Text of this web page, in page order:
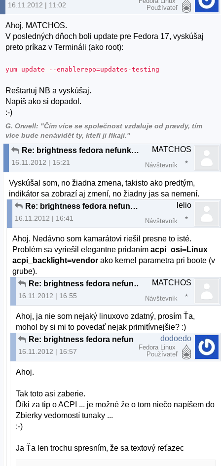
16.11.2012 | 11:02
Používateľ
Ahoj, MATCHOS.
V posledných dňoch boli update pre Fedora 17, vyskúšaj
preto príkaz v Termináli (ako root):
yum update --enablerepo=updates-testing
Reštartuj NB a vyskúšaj.
Napíš ako si dopadol.
:-)
G. Orwell: "Čím více se společnost vzdaluje od pravdy, tím
více bude nenávidět ty, kteří ji říkají."
Re: brightness fedora nefunkcne fn klavesy
16.11.2012 | 15:21
MATCHOS
Návštevník
Vyskúšal som, no žiadna zmena, takisto ako predtým,
indikátor sa zobrazí aj zmení, no žiadny jas sa nemení.
Re: brightness fedora nefunkcne fn klavesy
16.11.2012 | 16:41
lelio
Návštevník
Ahoj. Nedávno som kamarátovi riešil presne to isté.
Problém sa vyriešil elegantne pridanímacpi_osi=Linux
acpi_backlight=vendor ako kernel parametra pri boote (v
grube).
Re: brightness fedora nefunkcne fn klavesy
16.11.2012 | 16:55
MATCHOS
Návštevník
Ahoj, ja nie som nejaký linuxovo zdatný, prosím Ťa,
mohol by si mi to povedať nejak primitívnejšie? :)
16.11.2012 | 16:57
dodoedo
Fedora Linux
Používateľ
Ahoj.
Tak toto asi zaberie.
Ďíki za tip o ACPI ... je možné že o tom niečo napíšem do
Zbierky vedomostí tunaky ...
:-)
Ja Ťa len trochu spresním, že sa textový reťazec